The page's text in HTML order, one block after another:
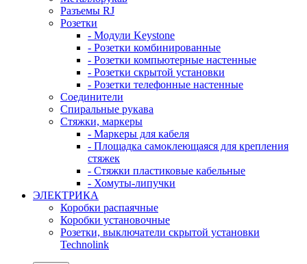
Разъемы RJ
Розетки
- Модули Keystone
- Розетки комбинированные
- Розетки компьютерные настенные
- Розетки скрытой установки
- Розетки телефонные настенные
Соединители
Спиральные рукава
Стяжки, маркеры
- Маркеры для кабеля
- Площадка самоклеющаяся для крепления
стяжек
- Стяжки пластиковые кабельные
- Хомуты-липучки
ЭЛЕКТРИКА
Коробки распаячные
Коробки установочные
Розетки, выключатели скрытой установки
Technolink